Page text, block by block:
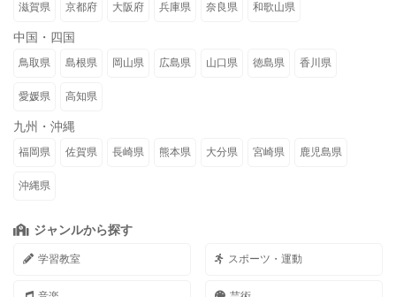
滋賀県 京都府 大阪府 兵庫県 奈良県 和歌山県
中国・四国
鳥取県 島根県 岡山県 広島県 山口県 徳島県 香川県
愛媛県 高知県
九州・沖縄
福岡県 佐賀県 長崎県 熊本県 大分県 宮崎県 鹿児島県
沖縄県
ジャンルから探す
学習教室 スポーツ・運動